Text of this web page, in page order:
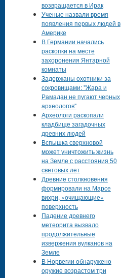
возвращается в Ирак
Ученые назвали время
появления первых людей в
Америке
В Германии начались
раскопки на месте
захоронения Янтарной
комнаты
Задержаны охотники за
сокровищами: "Жара и
Рамадан не пугают черных
археологов"
Археологи раскопали
кладбище загадочных
древних людей
Вспышка сверхновой
может уничтожить жизнь
на Земле с расстояния 50
световых лет
Древние столкновения
формировали на Марсе
вихри, «очищающие»
поверхность
Падение древнего
метеорита вызвало
продолжительные
извержения вулканов на
Земле
В Норвегии обнаружено
оружие возрастом три